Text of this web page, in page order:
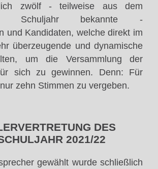
zwölf - teilweise aus dem
Schuljahr bekannte -
und Kandidaten, welche direkt im
überzeugende und dynamische
um die Versammlung der
sich zu gewinnen. Denn: Für
zehn Stimmen zu vergeben.
DES
2021/22
gewählt wurde schließlich